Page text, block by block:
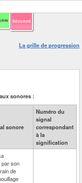
Sécurité
La grille de progression
sonores :
sonore
Numéro du
signal
correspondant
à la
signification
son
de